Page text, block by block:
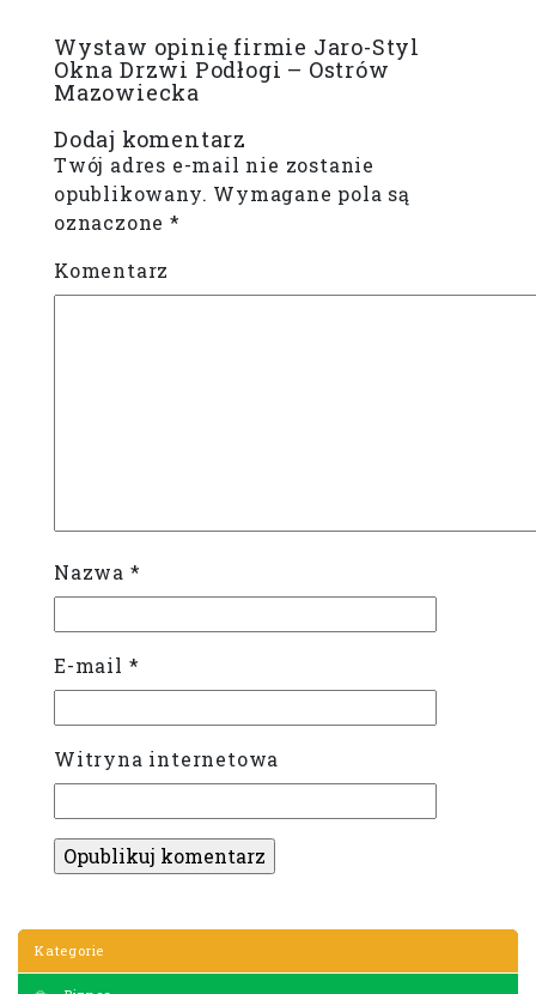
Kategorie
Wystaw opinię firmie Jaro-Styl
Okna Drzwi Podłogi – Ostrów
Mazowiecka
Dodaj komentarz
Twój adres e-mail nie zostanie
opublikowany. Wymagane pola są
oznaczone*
Komentarz
Nazwa *
E-mail *
Witryna internetowa